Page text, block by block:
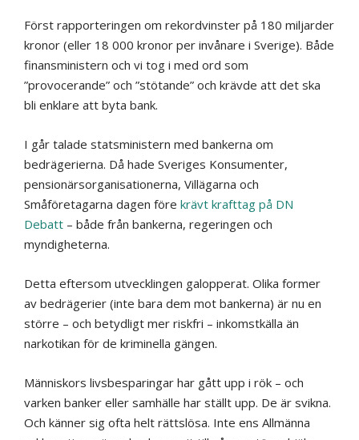
Först rapporteringen om rekordvinster på 180 miljarder
kronor (eller 18 000 kronor per invånare i Sverige). Både
finansministern och vi tog i med ord som
”provocerande” och ”stötande” och krävde att det ska
bli enklare att byta bank.
I går talade statsministern med bankerna om
bedrägerierna. Då hade Sveriges Konsumenter,
pensionärsorganisationerna, Villägarna och
Småföretagarna dagen före krävt krafttag på DN
Debatt – både från bankerna, regeringen och
myndigheterna.
Detta eftersom utvecklingen galopperat. Olika former
av bedrägerier (inte bara dem mot bankerna) är nu en
större – och betydligt mer riskfri – inkomstkälla än
narkotikan för de kriminella gängen.
Människors livsbesparingar har gått upp i rök – och
varken banker eller samhälle har ställt upp. De är svikna.
Och känner sig ofta helt rättslösa. Inte ens Allmänna